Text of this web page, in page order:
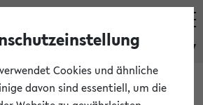
eKVV
und
Cookies und ähnliche
davon sind essentiell, um die